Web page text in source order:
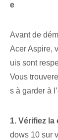
e
Avant de
Acer Aspire,
uis sont
Vous
s à garder à
1. Vérifiez
dows 10 sur